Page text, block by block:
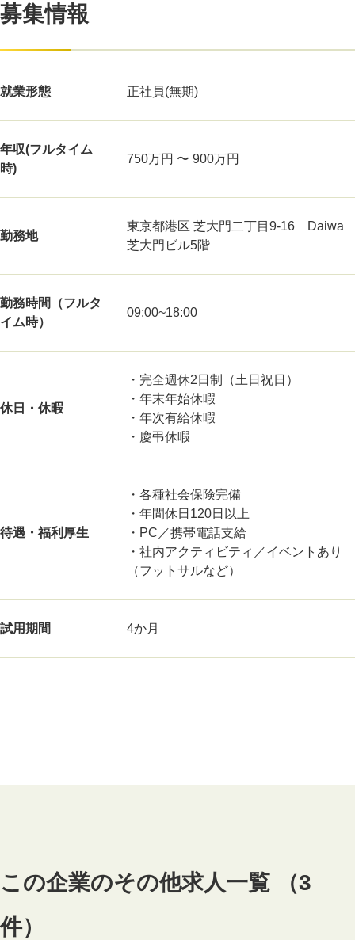
募集情報
就業形態 正社員(無期)
年収(フルタイム
時)
750万円 〜 900万円
勤務地
東京都港区 芝大門二丁目9-16 Daiwa
芝大門ビル5階
勤務時間（フルタ
イム時）
09:00~18:00
休日・休暇
・完全週休2日制（土日祝日）
・年末年始休暇
・年次有給休暇
・慶弔休暇
待遇・福利厚生
・各種社会保険完備
・年間休日120日以上
・PC／携帯電話支給
・社内アクティビティ／イベントあり
（フットサルなど）
試用期間 4か月
この企業のその他求人一覧 （3
件）